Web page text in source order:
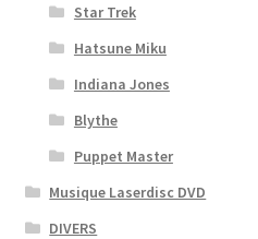
Star Trek
Hatsune Miku
Indiana Jones
Blythe
Puppet Master
Musique Laserdisc DVD
DIVERS